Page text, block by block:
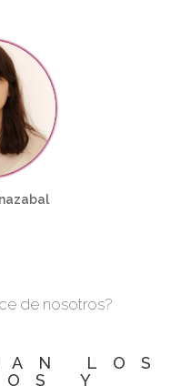
de nosotros?
LOS
Y